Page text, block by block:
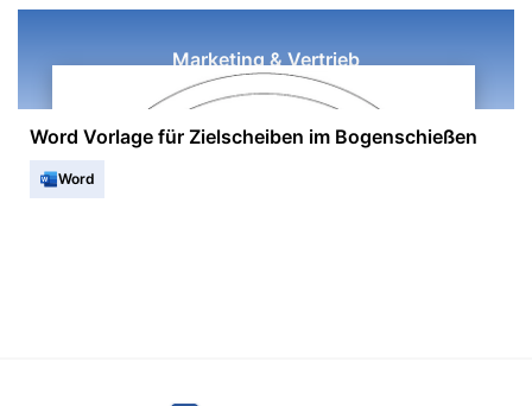
Marketing & Vertrieb
Word Vorlage für Zielscheiben im Bogenschießen
Word